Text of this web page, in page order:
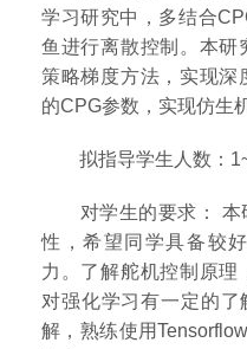
学习研究中，多结合
鱼进行离散控制。本研
策略梯度方法，实现深
的CPG参数，实现仿生
拟指导学生人数：
对学生的要求： 本
性，希望同学具备较
力。了解舵机控制原理
对强化学习有一定的了
解，熟练使用